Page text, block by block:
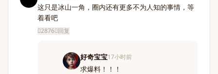
这只是冰山一角，圈内还有更多不为人知的事情，等
着看吧
2876 回复
好奇宝宝17小时前
求爆料！！！